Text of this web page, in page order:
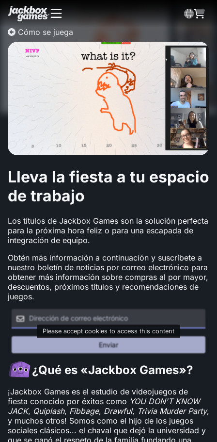
Cómo se juega
Lleva la fiesta a tu espacio
de trabajo
Los títulos de Jackbox Games son la solución perfecta
para la próxima hora feliz o para una escapada de
integración de equipo.
Obtén más información a continuación y suscríbete a
nuestro boletín de noticias por correo electrónico para
obtener más información sobre compras al por mayor,
descuentos, próximos títulos y recomendaciones de
juegos.
Please accept cookies to access this content
Enviar
¿Qué es «Jackbox Games»?
¡Jackbox Games es el estudio de videojuegos de
fiesta conocido por éxitos como YOU DON'T KNOW
JACK, Quiplash, Fibbage, Drawful, Trivia Murder Party,
y muchos otros! Somos como el hijo de los juegos
sociales clásicos... el chaval que dejó la universidad y
que se ganó el respeto de la familia fundando una